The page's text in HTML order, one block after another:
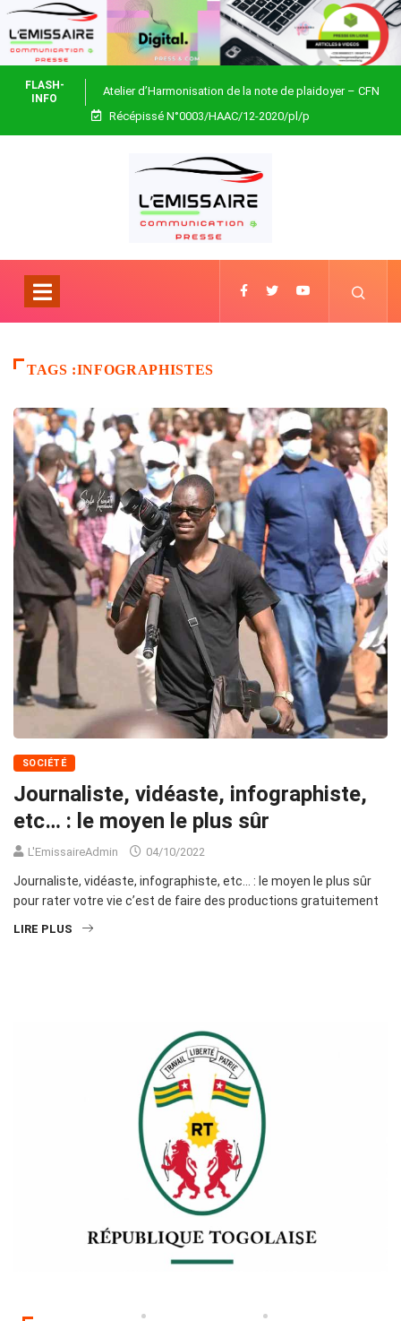
FLASH-
INFO
Atelier d’Harmonisation de la note de plaidoyer – CFN
Togo
Récépissé N°0003/HAAC/12-2020/pl/p
TAGS :INFOGRAPHISTES
SOCIÉTÉ
Journaliste, vidéaste, infographiste,
etc… : le moyen le plus sûr
L'EmissaireAdmin 04/10/2022
Journaliste, vidéaste, infographiste, etc… : le moyen le plus sûr
pour rater votre vie c’est de faire des productions gratuitement
LIRE PLUS